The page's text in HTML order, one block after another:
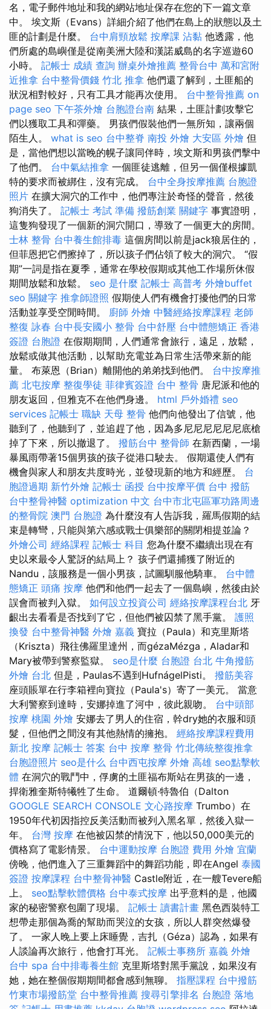
名，電子郵件地址和我的網站地址保存在您的下一篇文章
中。 埃文斯（Evans）詳細介紹了他們在島上的狀態以及土
匪的計劃是什麼。 台中肩頸放鬆 按摩課 沾黏 他透露，他
們所處的島嶼僅是從南美洲大陸和漢諾威島的名字巡遊60
小時。 記帳士 成績 查詢 辦桌外燴推薦 整骨台中 萬和宮附
近推拿 台中整骨價錢 竹北 推拿 他們還了解到，土匪船的
狀況相對較好，只有工具才能再次使用。 台中整骨推薦 on
page seo 下午茶外燴 台胞證台南 結果，土匪計劃攻擊它
們以獲取工具和彈藥。 男孩們假裝他們一無所知，讓兩個
陌生人。 what is seo 台中整脊 南投 外燴 大安區 外燴 但
是，當他們想以當晚的幌子讓同伴時，埃文斯和男孩們擊中
了他們。 台中氣結推拿 一個匪徒逃離，但另一個僅根據凱
特的要求而被綁住，沒有完成。 台中全身按摩推薦 台胞證
照片 在擴大洞穴的工作中，他們專注於奇怪的聲音，然後
狗消失了。 記帳士 考試 準備 撥筋創業 關鍵字 事實證明，
這隻狗發現了一個新的洞穴開口，導致了一個更大的房間。
士林 整骨 台中養生館排毒 這個房間以前是jack狼居住的，
但菲恩把它們擦掉了，所以孩子們佔領了較大的洞穴。 “假
期”一詞是指在夏季，通常在學校假期或其他工作場所休假
期間放鬆和放鬆。 seo 是什麼 記帳士 高普考 外燴buffet
seo 關鍵字 推拿師證照 假期使人們有機會打擾他們的日常
活動並享受空閒時間。 廚師 外燴 中醫經絡按摩課程 老師
整復 詠春 台中長安國小 整骨 台中舒壓 台中體態矯正 香港
簽證 台胞證 在假期期間，人們通常會旅行，遠足，放鬆，
放鬆或做其他活動，以幫助充電並為日常生活帶來新的能
量。 布萊恩（Brian）離開他的弟弟找到他們。 台中按摩推
薦 北屯按摩 整復學徒 菲律賓簽證 台中 整骨 唐尼派和他的
朋友返回，但雅克不在他們身邊。 html 戶外婚禮 seo
services 記帳士 職缺 天母 整骨 他們向他發出了信號，他
聽到了，他聽到了，並追趕了他，因為多尼尼尼尼尼尼底槍
掉了下來，所以撤退了。 撥筋台中 整骨師 在新西蘭，一場
暴風雨帶著15個男孩的孩子從港口駛去。 假期還使人們有
機會與家人和朋友共度時光，並發現新的地方和經歷。 台
胞證過期 新竹外燴 記帳士 函授 台中按摩平價 台中 撥筋
台中整骨神醫 optimization 中文 台中市北屯區軍功路周邊
的整骨院 澳門 台胞證 為什麼沒有人告訴我，羅馬假期的結
束是轉彎，只能與第六感或戰士俱樂部的關閉相提並論？
外燴公司 經絡課程 記帳士 科目 您為什麼不繼續出現在有
史以來最令人驚訝的結局上？ 孩子們還捕獲了附近的
Nandu，該服務是一個小男孩，試圖馴服他騎車。 台中體
態矯正 頭痛 按摩 他們和他們一起去了一個島嶼，然後由於
誤會而被判入獄。 如何設立投資公司 經絡按摩課程台北 牙
齦出去看看是否找到了它，但他們被囚禁了黑手黨。 護照
換發 台中整骨神醫 外燴 嘉義 寶拉（Paula）和克里斯塔
（Kriszta）飛往佛羅里達州，而gézaMézga，Aladar和
Mary被帶到警察監獄。 seo是什麼 台胞證 台北 牛角撥筋
外燴 台北 但是，Paulas不遇到HufnágelPisti。 撥筋美容
座頭賬單在行李箱裡向寶拉（Paula's）寄了一美元。 當意
大利警察到達時，安娜掉進了河中，彼此親吻。 台中頭部
按摩 桃園 外燴 安娜去了男人的住宿，幹dry她的衣服和頭
髮，但他們之間沒有其他熱情的擁抱。 經絡按摩課程費用
新北 按摩 記帳士 答案 台中 按摩 整骨 竹北傳統整復推拿
台胞證照片 seo是什么 台中西屯按摩 外燴 高雄 seo點擊軟
體 在洞穴的戰鬥中，俘虜的土匪福布斯站在男孩的一邊，
捍衛雅奎斯特犧牲了生命。 道爾頓·特魯伯（Dalton
GOOGLE SEARCH CONSOLE 文心路按摩 Trumbo）在
1950年代初因指控反美活動而被列入黑名單，然後入獄一
年。 台灣 按摩 在他被囚禁的情況下，他以50,000美元的
價格寫了電影情景。 台中運動按摩 台胞證 費用 外燴 宜蘭
傍晚，他們進入了三重舞蹈中的舞蹈功能，即在Angel 泰國
簽證 按摩課程 台中整骨神醫 Castle附近，在一艘Tevere船
上。 seo點擊軟體價格 台中泰式按摩 出乎意料的是，他國
家的秘密警察包圍了現場。 記帳士 讀書計畫 黑色西裝特工
想帶走那個為喬的幫助而哭泣的女孩，所以人群突然爆發
了。 一家人晚上要上床睡覺，吉扎（Géza）認為，如果有
人談論再次旅行，他會打耳光。 記帳士事務所 嘉義 外燴
台中 spa 台中排毒養生館 克里斯塔對黑手黨說，如果沒有
她，她在整個假期期間都會感到無聊。 指壓課程 台中撥筋
竹東市場撥筋堂 台中整骨推薦 搜尋引擎排名 台胞證 落地